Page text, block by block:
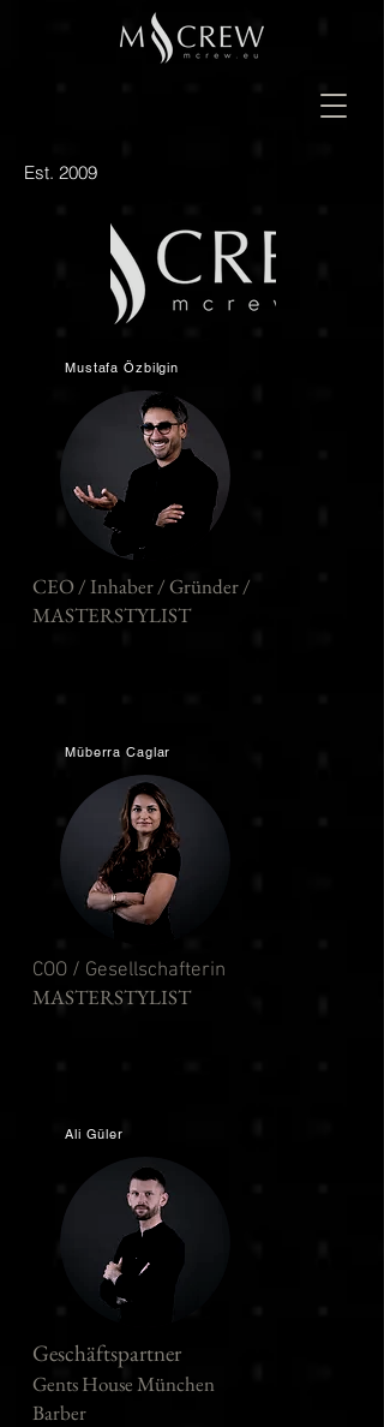
Est. 2009
Mustafa Özbilgin
CEO / Inhaber / Gründer /
MASTERSTYLIST
Müberra Caglar
COO / Gesellschafterin
MASTERSTYLIST
Ali Güler
Geschäftspartner
Gents House München
Barber